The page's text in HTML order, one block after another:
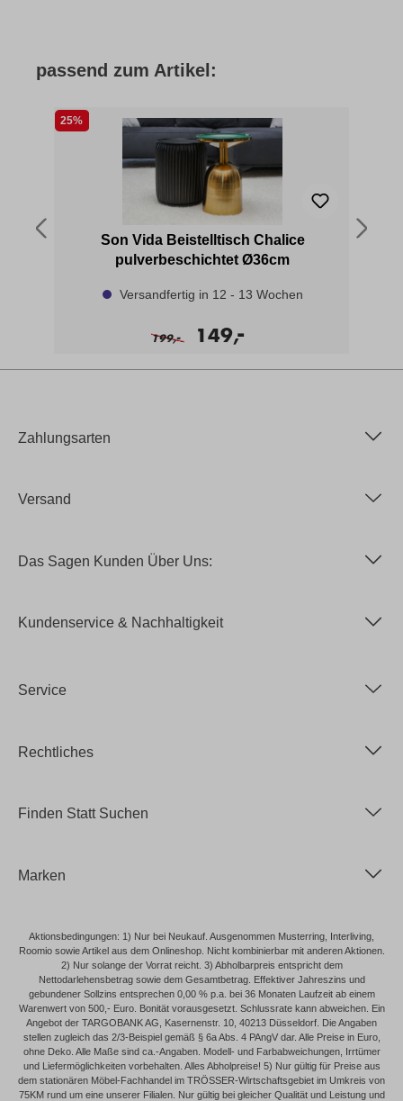
passend zum Artikel:
25%
Son Vida Beistelltisch Chalice
pulverbeschichtet Ø36cm
Versandfertig in 12 - 13 Wochen
199,
- 149,
-
Zahlungsarten
Versand
Das Sagen Kunden Über Uns:
Kundenservice & Nachhaltigkeit
Service
Rechtliches
Finden Statt Suchen
Marken
Aktionsbedingungen: 1) Nur bei Neukauf. Ausgenommen Musterring, Interliving,
Roomio sowie Artikel aus dem Onlineshop. Nicht kombinierbar mit anderen Aktionen.
2) Nur solange der Vorrat reicht. 3) Abholbarpreis entspricht dem
Nettodarlehensbetrag sowie dem Gesamtbetrag. Effektiver Jahreszins und
gebundener Sollzins entsprechen 0,00 % p.a. bei 36 Monaten Laufzeit ab einem
Warenwert von 500,- Euro. Bonität vorausgesetzt. Schlussrate kann abweichen. Ein
Angebot der TARGOBANK AG, Kasernenstr. 10, 40213 Düsseldorf. Die Angaben
stellen zugleich das 2/3-Beispiel gemäß § 6a Abs. 4 PAngV dar. Alle Preise in Euro,
ohne Deko. Alle Maße sind ca.-Angaben. Modell- und Farbabweichungen, Irrtümer
und Liefermöglichkeiten vorbehalten. Alles Abholpreise! 5) Nur gültig für Preise aus
dem stationären Möbel-Fachhandel im TRÖSSER-Wirtschaftsgebiet im Umkreis von
75KM rund um eine unserer Filialen. Nur gültig bei gleicher Qualität und Leistung und